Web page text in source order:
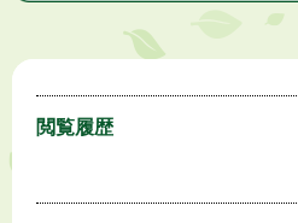
閲覧履歴